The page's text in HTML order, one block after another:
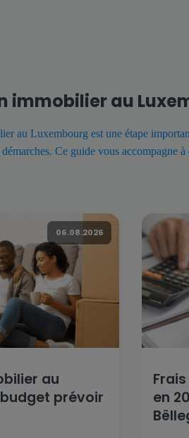
immobilier au
au Luxembourg est une étape
Ce guide vous accompagne
06.08.2026
au
prévoir
en